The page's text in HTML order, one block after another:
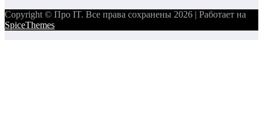
Copyright © Про IT. Все права сохранены 2026 | Работает на
SpiceThemes